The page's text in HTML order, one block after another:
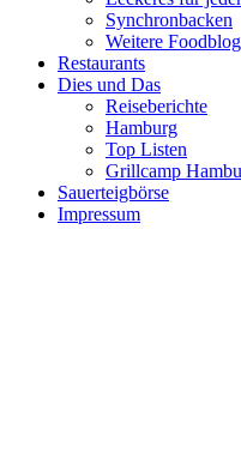
Synchronbacken
Weitere
Restaurants
Dies und Das
Reiseberichte
Hamburg
Top Listen
Grillcamp
Sauerteigbörse
Impressum